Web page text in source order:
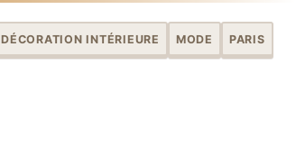
DÉCORATION INTÉRIEURE MODE PARIS